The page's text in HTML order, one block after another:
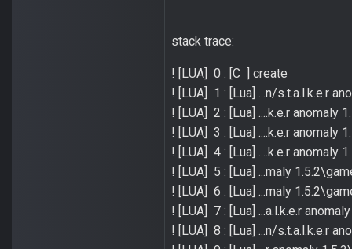
stack trace:
! [LUA] 0 : [C ] create
! [LUA] 1 : [Lua] ...n/s.t.a.l.k.e.r
! [LUA] 2 : [Lua] ....k.e.r
! [LUA] 3 : [Lua] ....k.e.r
! [LUA] 4 : [Lua] ....k.e.r
! [LUA] 5 : [Lua] ...maly
! [LUA] 6 : [Lua] ...maly
! [LUA] 7 : [Lua] ...a.l.k.e.r
! [LUA] 8 : [Lua] ...n/s.t.a.l.k.e.r